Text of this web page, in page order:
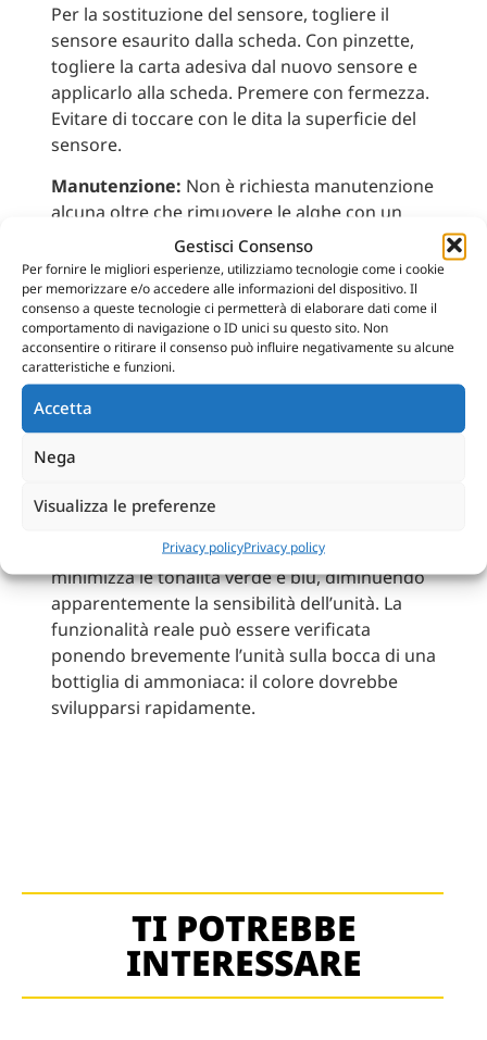
Gestisci Consenso
Per fornire le migliori esperienze, utilizziamo tecnologie come i cookie
per memorizzare e/o accedere alle informazioni del dispositivo. Il
consenso a queste tecnologie ci permetterà di elaborare dati come il
comportamento di navigazione o ID unici su questo sito. Non
acconsentire o ritirare il consenso può influire negativamente su alcune
caratteristiche e funzioni.
Accetta
Nega
Visualizza le preferenze
Privacy policyPrivacy policy
Per la sostituzione del sensore, togliere il
sensore esaurito dalla scheda. Con pinzette,
togliere la carta adesiva dal nuovo sensore e
applicarlo alla scheda. Premere con fermezza.
Evitare di toccare con le dita la superficie del
sensore.
Manutenzione: Non è richiesta manutenzione
alcuna oltre che rimuovere le alghe con un
panno pulito di materiale morbido. Evitare di
toccare il sensore con le dita, in quanto il
contatto con le sostanze della pelle può
danneggiarlo. Non usare candeggina, sapone,
detergenti o oggetti rigidi per pulire l’unità. Il
colorante presente in alcuni farmaci potrebbe
tempo, a condizione che l’unità non lavori a
secco, anche se questo non la compromette in
modo definitivo. Per ottimizzare la sensibilità,
l’unità dovrebbe essere letta sotto luce
maggiore presenza di rosso nella luce,
minimizza le tonalità verde e blu, diminuendo
apparentemente la sensibilità dell’unità. La
funzionalità reale può essere verificata
ponendo brevemente l’unità sulla bocca di una
bottiglia di ammoniaca: il colore dovrebbe
svilupparsi rapidamente.
TI POTREBBE
INTERESSARE